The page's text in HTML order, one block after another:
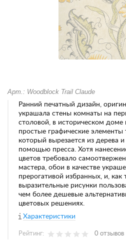
Арт.: Woodblock Trail Claude
Ранний печатный дизайн,
украшала стены комнаты на
столовой, в историческом
простые графические
который вырезается из дерева
помощью пресса. Хотя
цветов требовало
мастера, обои в качестве
прерогативой избранных, и, как
выразительные рисунки
чем более дешевые
цветовых решениях.
Характеристики
Рейтинг: 0 отзывов